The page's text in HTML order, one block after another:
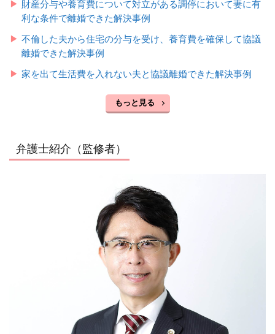
財産分与や養育費について対立がある調停において妻に有
利な条件で離婚できた解決事例
不倫した夫から住宅の分与を受け、養育費を確保して協議
離婚できた解決事例
家を出て生活費を入れない夫と協議離婚できた解決事例
もっと見る
弁護士紹介（監修者）